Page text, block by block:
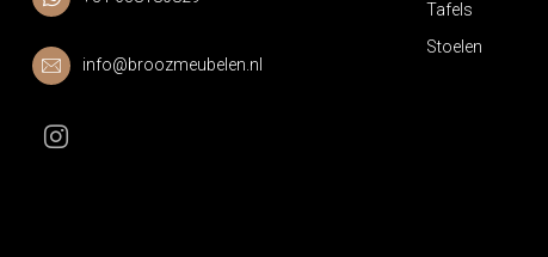
info@broozmeubelen.nl
Tafels
Stoelen